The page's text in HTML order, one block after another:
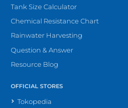
Tank Size Calculator
Chemical Resistance Chart
Rainwater Harvesting
Question & Answer
Resource Blog
OFFICIAL STORES
Tokopedia